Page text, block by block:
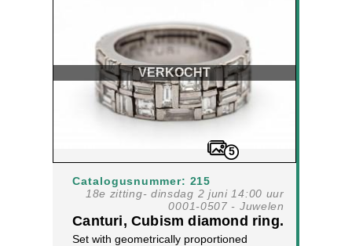
VERKOCHT
5
Catalogusnummer: 215
18e zitting- dinsdag 2 juni 14:00 uur
0001-0507 - Juwelen
Canturi, Cubism diamond ring.
Set with geometrically proportioned